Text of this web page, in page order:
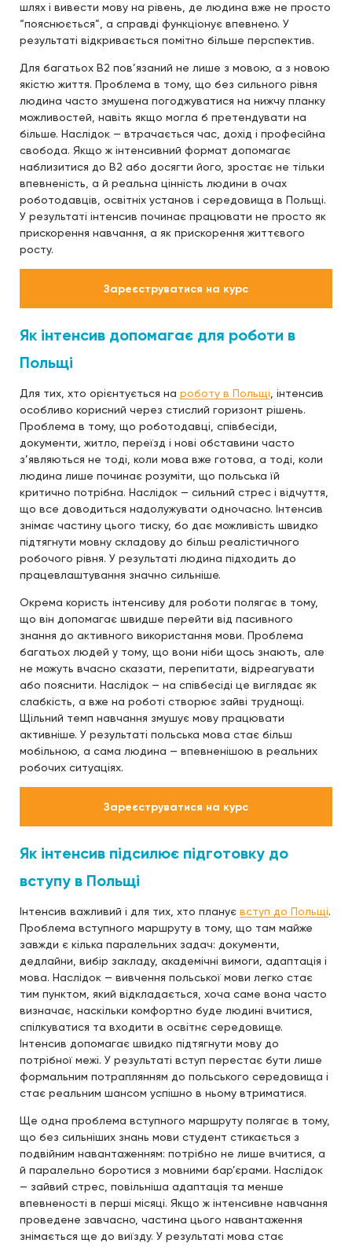
шлях і вивести мову на рівень, де людина вже не просто
“пояснюється”, а справді функціонує впевнено. У
результаті відкривається помітно більше перспектив.
Для багатьох B2 пов’язаний не лише з мовою, а з новою
якістю життя. Проблема в тому, що без сильного рівня
людина часто змушена погоджуватися на нижчу планку
можливостей, навіть якщо могла б претендувати на
більше. Наслідок — втрачається час, дохід і професійна
свобода. Якщо ж інтенсивний формат допомагає
наблизитися до B2 або досягти його, зростає не тільки
впевненість, а й реальна цінність людини в очах
роботодавців, освітніх установ і середовища в Польщі.
У результаті інтенсив починає працювати не просто як
прискорення навчання, а як прискорення життєвого
росту.
Зареєструватися на курс
Як інтенсив допомагає для роботи в
Польщі
Для тих, хто орієнтується на роботу в Польщі , інтенсив
особливо корисний через стислий горизонт рішень.
Проблема в тому, що роботодавці, співбесіди,
документи, житло, переїзд і нові обставини часто
з’являються не тоді, коли мова вже готова, а тоді, коли
людина лише починає розуміти, що польська їй
критично потрібна. Наслідок — сильний стрес і відчуття,
що все доводиться надолужувати одночасно. Інтенсив
знімає частину цього тиску, бо дає можливість швидко
підтягнути мовну складову до більш реалістичного
робочого рівня. У результаті людина підходить до
працевлаштування значно сильніше.
Окрема користь інтенсиву для роботи полягає в тому,
що він допомагає швидше перейти від пасивного
знання до активного використання мови. Проблема
багатьох людей у тому, що вони ніби щось знають, але
не можуть вчасно сказати, перепитати, відреагувати
або пояснити. Наслідок — на співбесіді це виглядає як
слабкість, а вже на роботі створює зайві труднощі.
Щільний темп навчання змушує мову працювати
активніше. У результаті польська мова стає більш
мобільною, а сама людина — впевненішою в реальних
робочих ситуаціях.
Зареєструватися на курс
Як інтенсив підсилює підготовку до
вступу в Польщі
Інтенсив важливий і для тих, хто планує вступ до Польщі.
Проблема вступного маршруту в тому, що там майже
завжди є кілька паралельних задач: документи,
дедлайни, вибір закладу, академічні вимоги, адаптація і
мова. Наслідок — вивчення польської мови легко стає
тим пунктом, який відкладається, хоча саме вона часто
визначає, наскільки комфортно буде людині вчитися,
спілкуватися та входити в освітнє середовище.
Інтенсив допомагає швидко підтягнути мову до
потрібної межі. У результаті вступ перестає бути лише
формальним потраплянням до польського середовища і
стає реальним шансом успішно в ньому втриматися.
Ще одна проблема вступного маршруту полягає в тому,
що без сильніших знань мови студент стикається з
подвійним навантаженням: потрібно не лише вчитися, а
й паралельно боротися з мовними бар’єрами. Наслідок
— зайвий стрес, повільніша адаптація та менше
впевненості в перші місяці. Якщо ж інтенсивне навчання
проведене завчасно, частина цього навантаження
знімається ще до виїзду. У результаті мова стає